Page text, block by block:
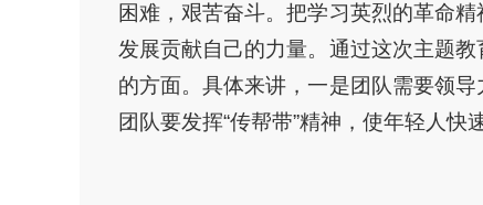
困难，艰苦奋斗。把学习英烈的革命
发展贡献自己的力量。通过这次主题
的方面。具体来讲，一是团队需要领
团队要发挥“传帮带”精神，使年轻人快